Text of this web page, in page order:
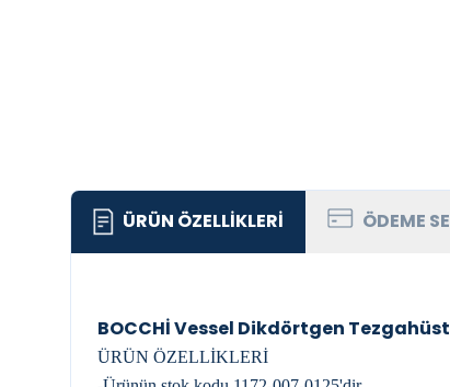
ÜRÜN ÖZELLIKLERI ÖDEME
BOCCHİ Vessel Dikdörtgen
ÜRÜN ÖZELLİKLERİ